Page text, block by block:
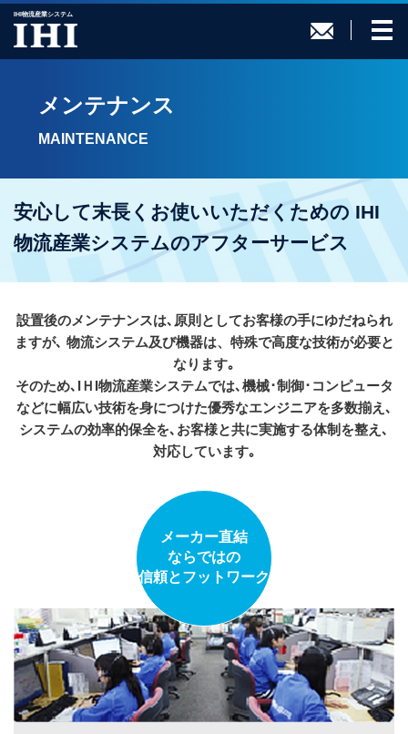
メンテナンス
MAINTENANCE
安心して末長くお使いいただくための IHI
物流産業システムのアフターサービス
設置後のメンテナンスは､原則としてお客様の手にゆだねられ
ますが､ 物流システム及び機器は、特殊で高度な技術が必要と
なります｡
そのため､IＨI物流産業システムでは､機械･制御･コンピュータ
などに幅広い技術を身につけた優秀なエンジニアを多数揃え､
システムの効率的保全を､お客様と共に実施する体制を整え､
対応しています｡
メーカー直結
ならではの
信頼とフットワーク
IHI物流産業システム